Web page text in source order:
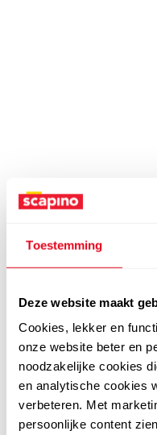
Toestemming
Deze website maakt
Cookies, lekker en
onze website beter en
noodzakelijke cookies
en analytische cookies
verbeteren. Met
persoonlijke content